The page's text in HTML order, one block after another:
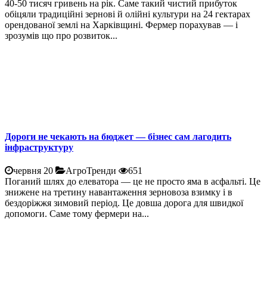
40-50 тисяч гривень на рік. Саме такий чистий прибуток
обіцяли традиційні зернові й олійні культури на 24 гектарах
орендованої землі на Харківщині. Фермер порахував — і
зрозумів що про розвиток...
Дороги не чекають на бюджет — бізнес сам лагодить
інфраструктуру
червня 20 АгроТренди
651
Поганий шлях до елеватора — це не просто яма в асфальті. Це
знижене на третину навантаження зерновоза взимку і в
бездоріжжя зимовий період. Це довша дорога для швидкої
допомоги. Саме тому фермери на...